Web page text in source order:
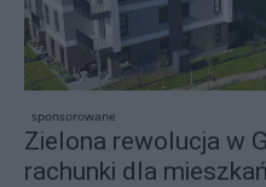
sponsorowane
Zielona rewolucja w
rachunki dla